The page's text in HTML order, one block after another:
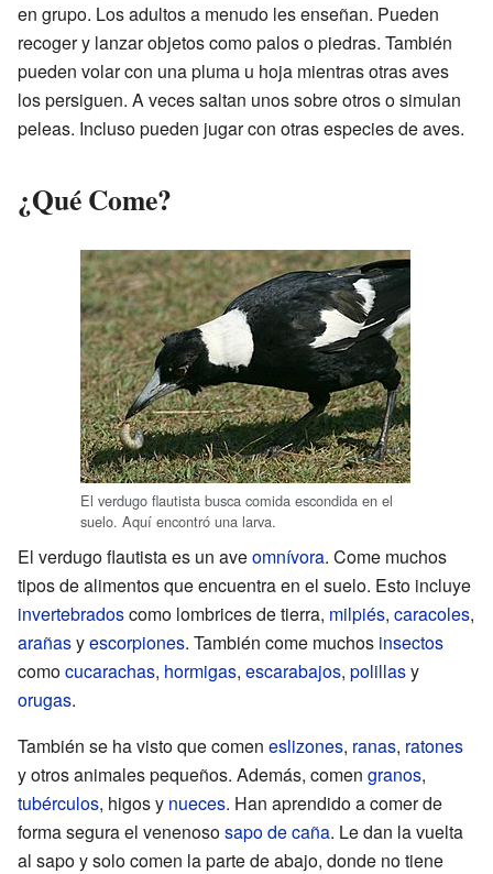
en grupo. Los adultos a menudo les enseñan. Pueden
recoger y lanzar objetos como palos o piedras. También
pueden volar con una pluma u hoja mientras otras aves
los persiguen. A veces saltan unos sobre otros o simulan
peleas. Incluso pueden jugar con otras especies de aves.
¿Qué Come?
El verdugo flautista busca comida escondida en el
suelo. Aquí encontró una larva.
El verdugo flautista es un aveomnívora. Come muchos
tipos de alimentos que encuentra en el suelo. Esto incluye
invertebradoscomo lombrices de tierra, milpiés, caracoles,
arañasyescorpiones. También come muchos insectos
comocucarachas, hormigas, escarabajos, polillasy
orugas.
También se ha visto que comen eslizones, ranas, ratones
y otros animales pequeños. Además, comen granos,
tubérculos, higos y nueces. Han aprendido a comer de
forma segura el venenososapo de caña. Le dan la vuelta
al sapo y solo comen la parte de abajo, donde no tiene